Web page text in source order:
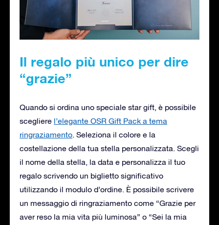
Il regalo più unico per dire
“grazie”
Quando si ordina uno speciale star gift, è possibile
scegliere l’elegante OSR Gift Pack a tema
ringraziamento. Seleziona il colore e la
costellazione della tua stella personalizzata. Scegli
il nome della stella, la data e personalizza il tuo
regalo scrivendo un biglietto significativo
utilizzando il modulo d’ordine. È possibile scrivere
un messaggio di ringraziamento come “Grazie per
aver reso la mia vita più luminosa” o “Sei la mia